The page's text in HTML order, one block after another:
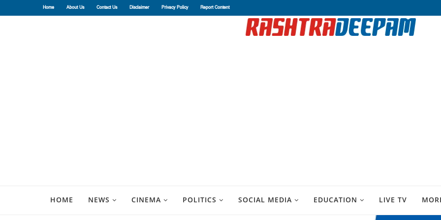
Home About Us Contact Us Disclaimer Privacy Policy Report Content
HOME NEWS CINEMA POLITICS SOCIAL MEDIA EDUCATION LIVE TV